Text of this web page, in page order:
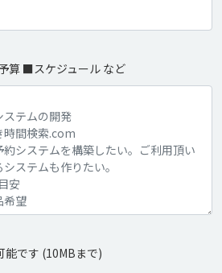
算 ■スケジュール など
です (10MBまで)